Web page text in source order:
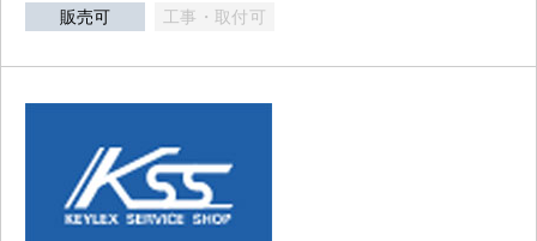
販売可 工事・取付可